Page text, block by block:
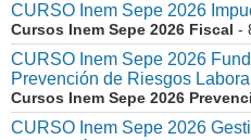
CURSO Inem Sepe 2026
Cursos Inem Sepe 2026 Fiscal -
CURSO Inem Sepe 2026
Prevención de Riesgos
Cursos Inem Sepe 2026
CURSO Inem Sepe 2026